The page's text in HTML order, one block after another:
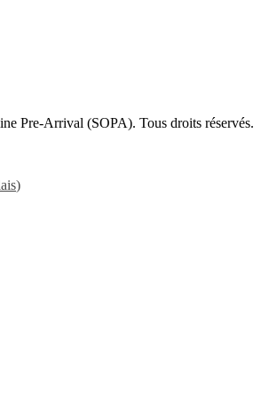
Pre-Arrival (SOPA). Tous droits réservés.
)